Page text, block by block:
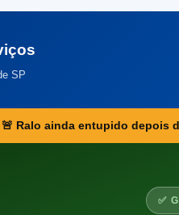
SP
🚨 Ralo ainda entupido depois
✅